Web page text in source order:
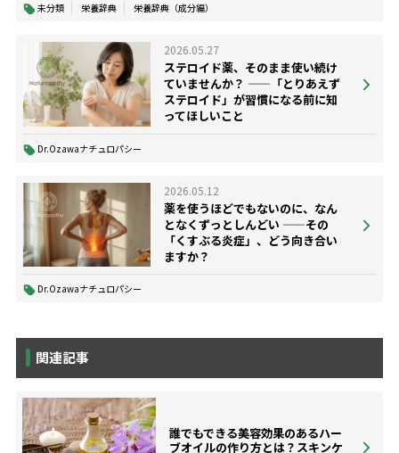
未分類 栄養辞典 栄養辞典（成分編）
2026.05.27
ステロイド薬、そのまま使い続け
ていませんか？ ——「とりあえず
ステロイド」が習慣になる前に知
ってほしいこと
Dr.Ozawaナチュロパシー
2026.05.12
薬を使うほどでもないのに、なん
となくずっとしんどい ——その
「くすぶる炎症」、どう向き合い
ますか？
Dr.Ozawaナチュロパシー
関連記事
誰でもできる美容効果のあるハー
ブオイルの作り方とは？スキンケ